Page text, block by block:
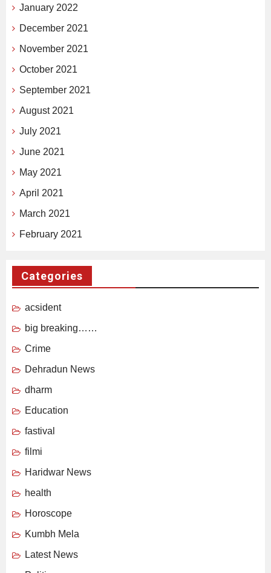
January 2022
December 2021
November 2021
October 2021
September 2021
August 2021
July 2021
June 2021
May 2021
April 2021
March 2021
February 2021
Categories
acsident
big breaking……
Crime
Dehradun News
dharm
Education
fastival
filmi
Haridwar News
health
Horoscope
Kumbh Mela
Latest News